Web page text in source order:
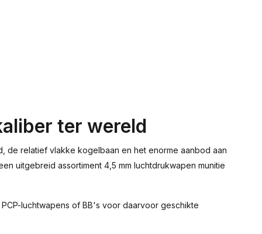
ter wereld
de relatief vlakke kogelbaan en het enorme aanbod aan
uitgebreid assortiment 4,5 mm luchtdrukwapen munitie
luchtwapens of BB's voor daarvoor geschikte